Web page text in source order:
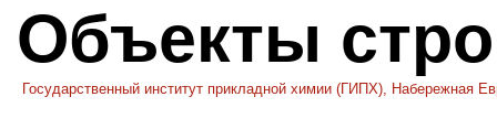
Объекты
Государственный институт прикладной химии (ГИПХ), Набережная